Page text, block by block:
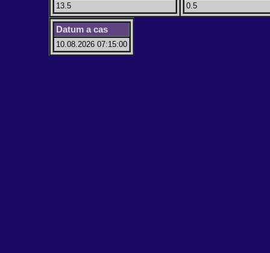
13.5 0.5
Datum a cas
10.08.2026 07:15:00